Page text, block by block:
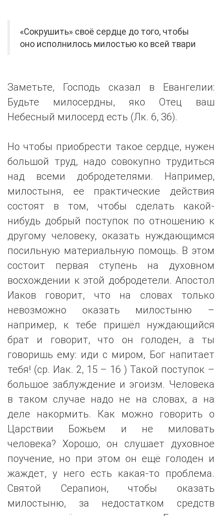
«Сокрушить» своё сердце до того, чтобы
оно исполнилось милостью ко всей твари
Заметьте, Господь сказал в Евангелии:
Будьте милосердны, яко Отец ваш
Небесный милосерд есть (Лк. 6, 36).
Но чтобы приобрести такое сердце, нужен
большой труд, надо совокупно трудиться
над всеми добродетелями. Например,
милостыня, ее практические действия
состоят в том, чтобы сделать какой-
нибудь добрый поступок по отношению к
другому человеку, оказать нуждающимся
посильную материальную помощь. В этом
состоит первая ступень на духовном
восхождении к этой добродетели. Апостол
Иаков говорит, что на словах только
невозможно оказать милостыню –
например, к тебе пришёл нуждающийся
брат и говорит, что он голоден, а ты
говоришь ему: иди с миром, Бог напитает
тебя! (ср. Иак. 2, 15 – 16 ) Такой поступок –
большое заблуждение и эгоизм. Человека
в таком случае надо не на словах, а на
деле накормить. Как можно говорить о
Царствии Божьем и не миловать
человека? Хорошо, он слушает духовное
поучение, но при этом он ещё голоден и
жаждет, у него есть какая-то проблема.
Святой Серапион, чтобы оказать
милостыню, за недостатком средств